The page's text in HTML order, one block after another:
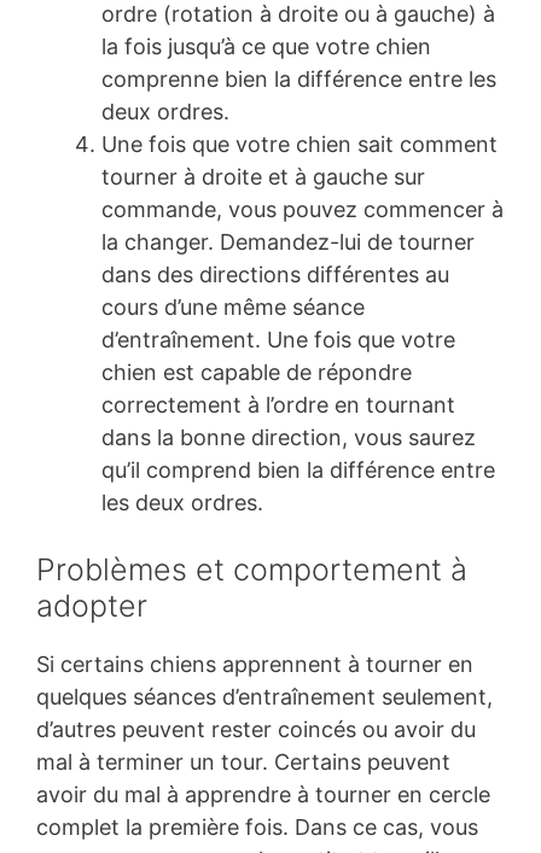
ordre (rotation à droite ou à gauche) à
la fois jusqu’à ce que votre chien
comprenne bien la différence entre les
deux ordres.
Une fois que votre chien sait comment
tourner à droite et à gauche sur
commande, vous pouvez commencer à
la changer. Demandez-lui de tourner
dans des directions différentes au
cours d’une même séance
d’entraînement. Une fois que votre
chien est capable de répondre
correctement à l’ordre en tournant
dans la bonne direction, vous saurez
qu’il comprend bien la différence entre
les deux ordres.
Problèmes et comportement à
adopter
Si certains chiens apprennent à tourner en
quelques séances d’entraînement seulement,
d’autres peuvent rester coincés ou avoir du
mal à terminer un tour. Certains peuvent
avoir du mal à apprendre à tourner en cercle
complet la première fois. Dans ce cas, vous